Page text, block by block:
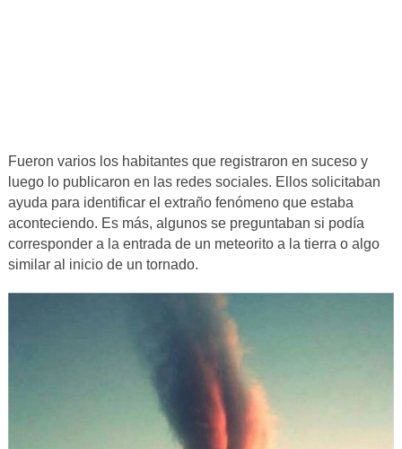
Fueron varios los habitantes que registraron en suceso y
luego lo publicaron en las redes sociales. Ellos solicitaban
ayuda para identificar el extraño fenómeno que estaba
aconteciendo. Es más, algunos se preguntaban si podía
corresponder a la entrada de un meteorito a la tierra o algo
similar al inicio de un tornado.